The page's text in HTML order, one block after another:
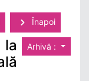
Înapoi
Arhivă :